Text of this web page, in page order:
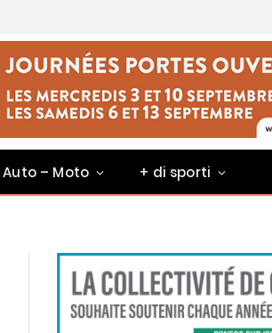
Auto – Moto + di sporti